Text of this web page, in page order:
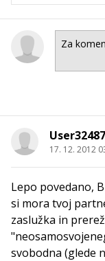
17. 12. 2012
Lepo povedano,
si mora tvoj
zaslužka in
svobodna (glede